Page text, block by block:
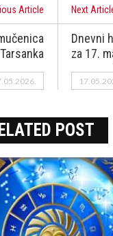
Article Next
Dnevni
za 17.
POST